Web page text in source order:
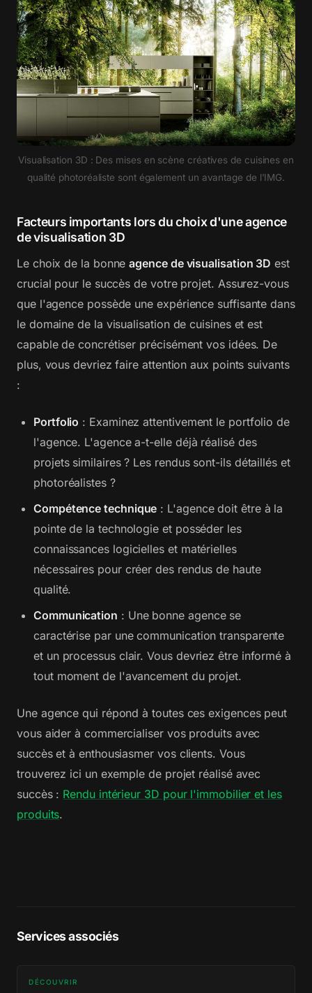
Visualisation 3D : Des mises en scène créatives de cuisines en
qualité photoréaliste sont également un avantage de l'IMG.
Facteurs importants lors du choix d'une agence
de visualisation 3D
Le choix de la bonneagence de visualisation 3D est
crucial pour le succès de votre projet. Assurez-vous
que l'agence possède une expérience suffisante dans
le domaine de la visualisation de cuisines et est
capable de concrétiser précisément vos idées. De
plus, vous devriez faire attention aux points suivants
:
Portfolio : Examinez attentivement le portfolio de
l'agence. L'agence a-t-elle déjà réalisé des
projets similaires ? Les rendus sont-ils détaillés et
photoréalistes ?
Compétence technique : L'agence doit être à la
pointe de la technologie et posséder les
connaissances logicielles et matérielles
nécessaires pour créer des rendus de haute
qualité.
Communication : Une bonne agence se
caractérise par une communication transparente
et un processus clair. Vous devriez être informé à
tout moment de l'avancement du projet.
Une agence qui répond à toutes ces exigences peut
vous aider à commercialiser vos produits avec
succès et à enthousiasmer vos clients. Vous
trouverez ici un exemple de projet réalisé avec
succès : Rendu intérieur 3D pour l'immobilier et les
produits.
Services associés
DÉCOUVRIR